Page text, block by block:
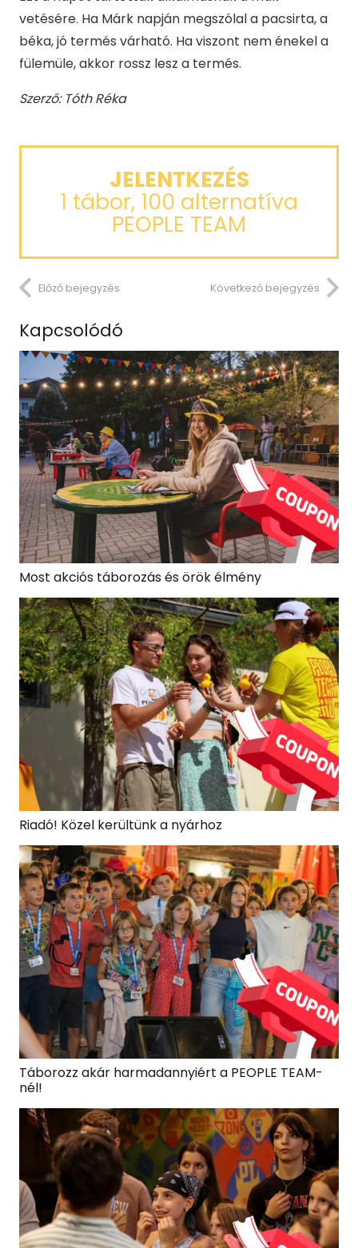
vetésére. Ha Márk napján megszólal a pacsirta, a
béka, jó termés várható. Ha viszont nem énekel a
fülemüle, akkor rossz lesz a termés.
Szerző: Tóth Réka
JELENTKEZÉS
1 tábor, 100 alternatíva
PEOPLE TEAM
Előző bejegyzés Következő bejegyzés
Kapcsolódó
Most akciós táborozás és örök élmény
Riadó! Közel kerültünk a nyárhoz
Táborozz akár harmadannyiért a PEOPLE TEAM-
nél!